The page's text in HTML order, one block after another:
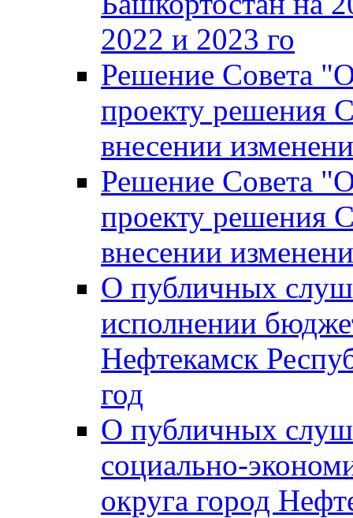
2022 и 2023 го
Решение Совета
проекту решения
внесении
Решение Совета
проекту решения
внесении
О публичных
исполнении
Нефтекамск
год
О публичных
социально-
округа город